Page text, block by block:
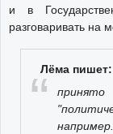
и в
разговаривать на
Лёма пишет: